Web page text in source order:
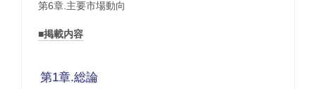
第6章.主要市場動向
■掲載内容
第1章.総論